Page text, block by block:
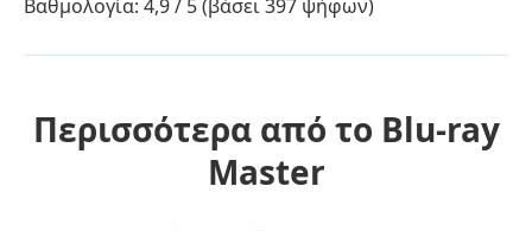
Βαθμολογία: 4,9 / 5 (βάσει 397 ψήφων)
Περισσότερα από το Blu-ray
Master